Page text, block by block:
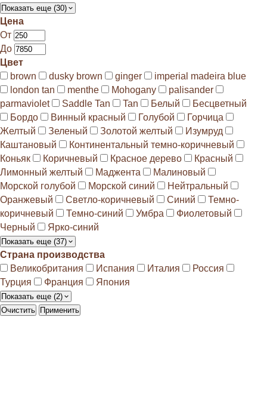
Показать еще (30)
Цена
От
До
Цвет
brown
dusky brown ginger
imperial madeira blue
london tan
menthe Mohogany
palisander
parmaviolet
Saddle Tan Tan Белый
Бесцветный
Бордо
Винный красный Голубой
Горчица
Желтый
Зеленый Золотой желтый
Изумруд
Каштановый
Континентальный темно-коричневый
Коньяк
Коричневый Красное дерево
Красный
Лимонный желтый
Маджента
Малиновый
Морской голубой
Морской синий
Нейтральный
Оранжевый
Светло-коричневый Синий
Темно-
коричневый
Темно-синий Умбра
Фиолетовый
Черный
Ярко-синий
Показать еще (37)
Страна производства
Великобритания
Испания Италия
Россия
Турция
Франция Япония
Показать еще (2)
Очистить
Применить